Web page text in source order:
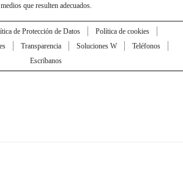
medios que resulten adecuados.
de Protección de Datos
Política de cookies
Transparencia Soluciones W
Teléfonos
Escríbanos